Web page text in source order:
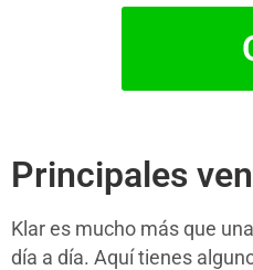
Principales
Klar es mucho más que
día a día. Aquí tienes